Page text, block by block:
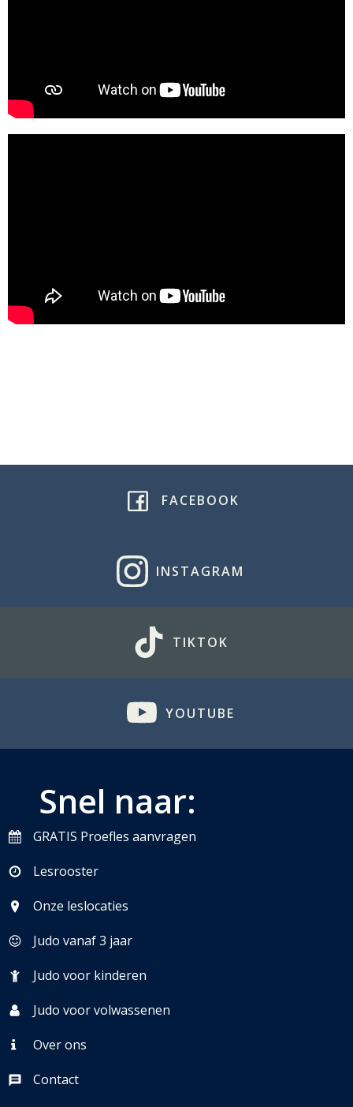
FACEBOOK
INSTAGRAM
TIKTOK
YOUTUBE
Snel naar:
GRATIS Proefles aanvragen
Lesrooster
Onze leslocaties
Judo vanaf 3 jaar
Judo voor kinderen
Judo voor volwassenen
Over ons
Contact